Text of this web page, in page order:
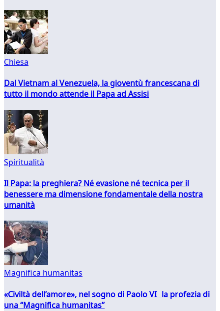
Chiesa
Dal Vietnam al Venezuela, la gioventù francescana di
tutto il mondo attende il Papa ad Assisi
Spiritualità
Il Papa: la preghiera? Né evasione né tecnica per il
benessere ma dimensione fondamentale della nostra
umanità
Magnifica humanitas
«Civiltà dell’amore», nel sogno di Paolo VI la profezia di
una “Magnifica humanitas”